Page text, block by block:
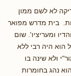
לא לשם ממון
בית מדרש מפואר
ומעריציו'. שום
הוא היה רבי ללא
ולא שינה בו
נהג בחומרות